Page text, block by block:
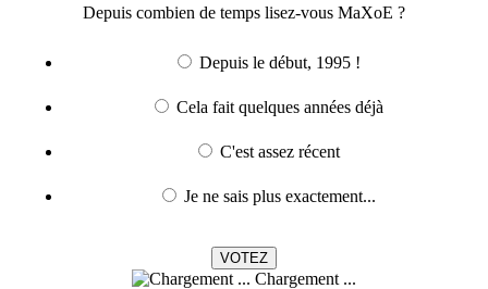
Depuis combien de temps lisez-vous MaXoE ?
Depuis le début, 1995 !
Cela fait quelques années déjà
C'est assez récent
Je ne sais plus exactement...
Chargement ...